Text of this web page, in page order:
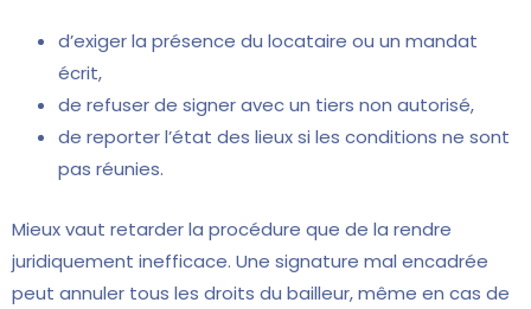
d’exiger la présence du locataire ou un mandat
écrit,
de refuser de signer avec un tiers non autorisé,
de reporter l’état des lieux si les conditions ne sont
pas réunies.
Mieux vaut retarder la procédure que de la rendre
juridiquement inefficace. Une signature mal encadrée
peut annuler tous les droits du bailleur, même en cas de